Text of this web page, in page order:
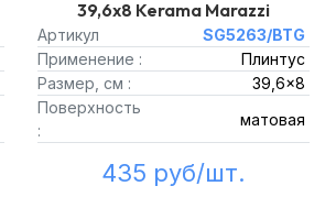
39,6x8 Kerama Marazzi
Артикул
SG5263/BTG
Применение :
Плинтус
Размер, см :
39,6x8
Поверхность
:
матовая
435 руб/шт.